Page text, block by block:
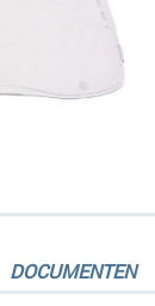
DOCUMENTEN